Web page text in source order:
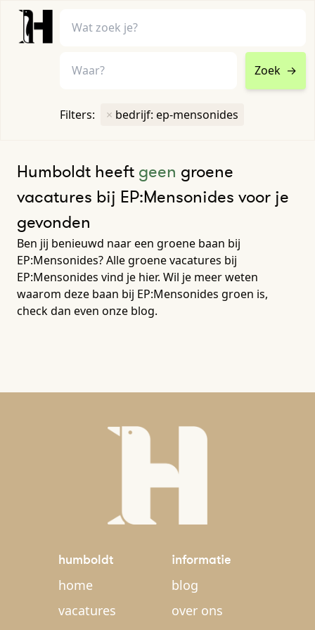
Zoek →
Filters: × bedrijf: ep-mensonides
Humboldt heeft geen groene
vacatures bij EP:Mensonides voor je
gevonden
Ben jij benieuwd naar een groene baan bij
EP:Mensonides? Alle groene vacatures bij
EP:Mensonides vind je hier. Wil je meer weten
waarom deze baan bij EP:Mensonides groen is,
check dan even onze blog.
humboldt
home
vacatures
informatie
blog
over ons